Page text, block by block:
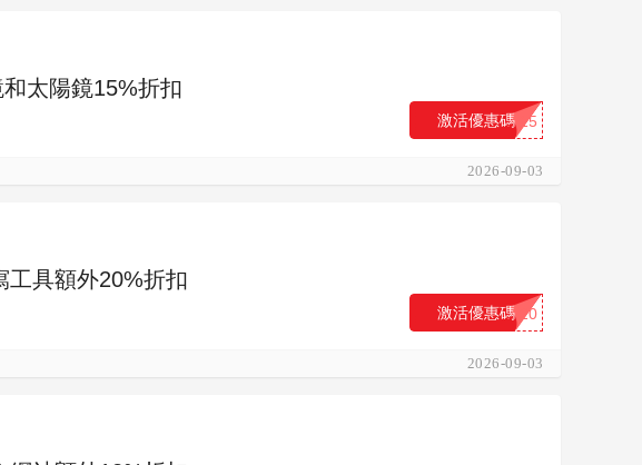
太陽鏡15%折扣
...15
激活優惠碼
2026-09-03
工具額外20%折扣
...20
激活優惠碼
2026-09-03